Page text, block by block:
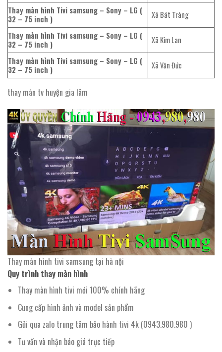
Thay màn hình Tivi samsung – Sony – LG (
32 – 75 inch )
Xã Bát Tràng
Thay màn hình Tivi samsung – Sony – LG (
32 – 75 inch )
Xã Kim Lan
Thay màn hình Tivi samsung – Sony – LG (
32 – 75 inch )
Xã Văn Đức
thay màn tv huyện gia lâm
Thay màn hình tivi samsung tại hà nội
Quy trình thay màn hình
Thay màn hình tivi mới 100% chính hãng
Cung cấp hình ảnh và model sản phẩm
Gủi qua zalo trung tâm bảo hành tivi 4k (0943.980.980 )
Tư vấn và nhận báo giá trực tiếp